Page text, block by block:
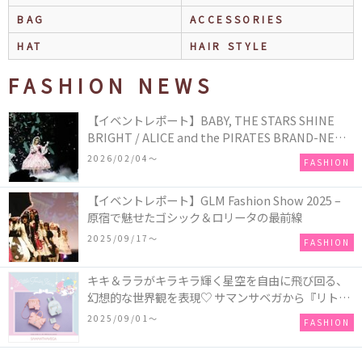
BAG
ACCESSORIES
HAT
HAIR STYLE
FASHION NEWS
【イベントレポート】BABY, THE STARS SHINE
BRIGHT / ALICE and the PIRATES BRAND-NEW
COLLECTION in TOKYO
2026/02/04〜 FASHION
【イベントレポート】GLM Fashion Show 2025 –
原宿で魅せたゴシック＆ロリータの最前線
2025/09/17〜 FASHION
キキ＆ララがキラキラ輝く星空を自由に飛び回る、
幻想的な世界観を表現♡ サマンサベガから『リトル
ツインスターズ』50周年アニバーサリーイヤー』を
2025/09/01〜 FASHION